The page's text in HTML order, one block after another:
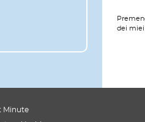
dei miei
Minute